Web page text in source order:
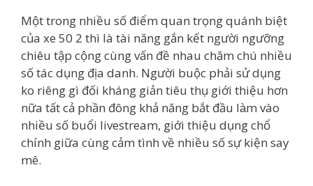
Một trong nhiều số điểm quan trọng quánh biệt
của xe 50 2 thì là tài năng gắn kết người ngưỡng
chiêu tập cộng cùng vấn đề nhau chăm chú nhiều
số tác dụng địa danh. Người buộc phải sử dụng
ko riêng gì đối kháng giản tiêu thụ giới thiệu hơn
nữa tất cả phần đông khả năng bắt đầu làm vào
nhiều số buổi livestream, giới thiệu dụng chổ
chính giữa cùng cảm tình về nhiều số sự kiện say
mê.